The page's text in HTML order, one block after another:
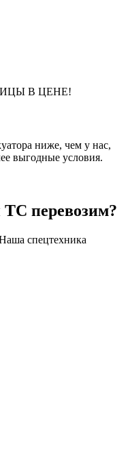
В ЦЕНЕ!
ниже, чем у нас,
выгодные условия.
перевозим?
спецтехника